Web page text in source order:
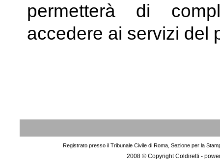
permetterà di
accedere ai servizi del
Registrato presso il Tribunale Civile di Roma, Sezione per la
2008 © Copyright Coldiretti -